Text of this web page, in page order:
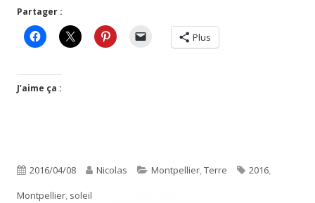
Partager :
Plus
J’aime ça :
Publié
le
2016/04/08 Auteur
Nicolas Catégories
Montpellier,Terre Étiquettes
2016,
Montpellier, soleil